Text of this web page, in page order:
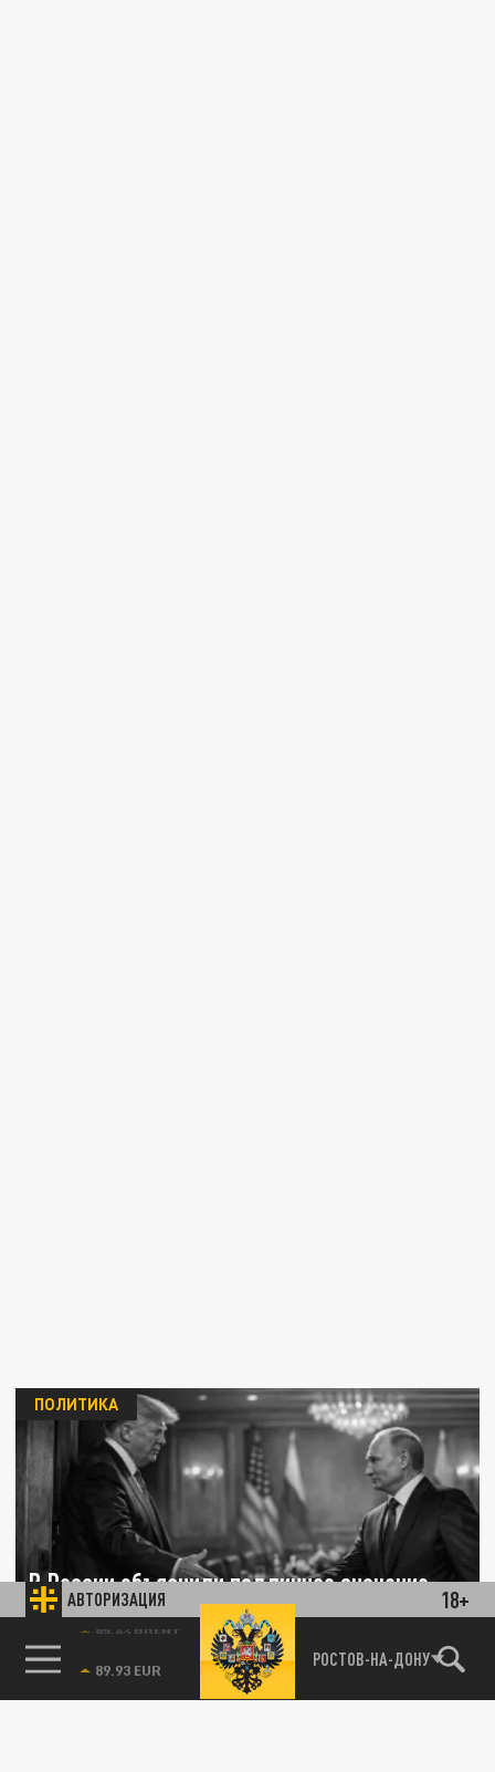
АВТОРИЗАЦИЯ 18+
РОСТОВ-НА-ДОНУ
В России объяснили подлинное значение
встречи Путина и Трампа на Аляске
ПОЛИТИКА
25 ИЮНЯ 17:48
В России прозвучал резкий ответ на